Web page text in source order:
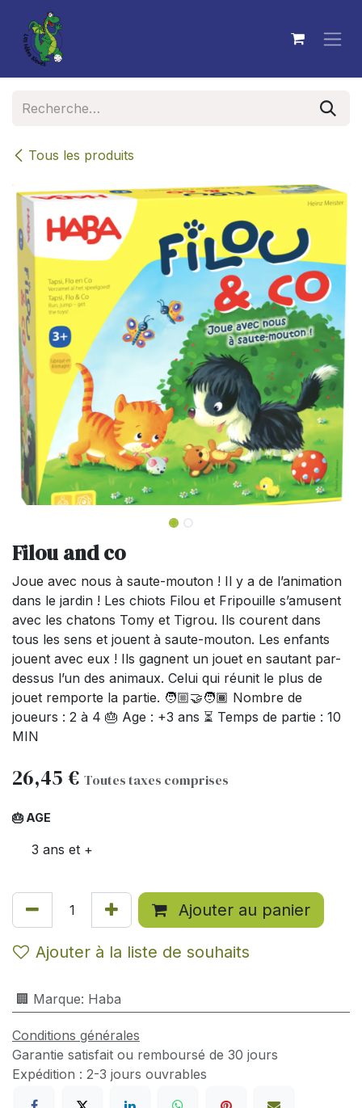
Se rendre au contenu
Tous les produits
Filou and co
Joue avec nous à saute-mouton ! Il y a de l’animation
dans le jardin ! Les chiots Filou et Fripouille s’amusent
avec les chatons Tomy et Tigrou. Ils courent dans
tous les sens et jouent à saute-mouton. Les enfants
jouent avec eux ! Ils gagnent un jouet en sautant par-
dessus l’un des animaux. Celui qui réunit le plus de
jouet remporte la partie. 🧑🏼‍🤝‍🧑🏾 Nombre de
joueurs : 2 à 4 🎂 Age : +3 ans ⏳ Temps de partie : 10
MIN
26,45 € Toutes taxes comprises
🎂 AGE
3 ans et +
Ajouter au panier
Ajouter à la liste de souhaits
🏢 Marque: Haba
Conditions générales
Garantie satisfait ou remboursé de 30 jours
Expédition : 2-3 jours ouvrables